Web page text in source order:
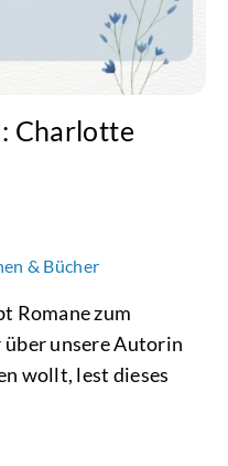
Charlotte
& Bücher
Romane zum
unsere Autorin
wollt, lest dieses